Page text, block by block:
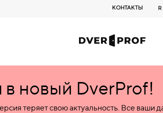
КОНТАКТЫ
новый DverProf!
теряет свою актуальность. Все ваши